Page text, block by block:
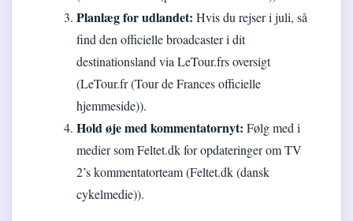
Planlæg for udlandet: Hvis du rejser i juli, så
find den officielle broadcaster i dit
destinationsland via LeTour.frs oversigt
(LeTour.fr (Tour de Frances officielle
hjemmeside)).
Hold øje med kommentatornyt: Følg med i
medier som Feltet.dk for opdateringer om TV
2’s kommentatorteam (Feltet.dk (dansk
cykelmedie)).